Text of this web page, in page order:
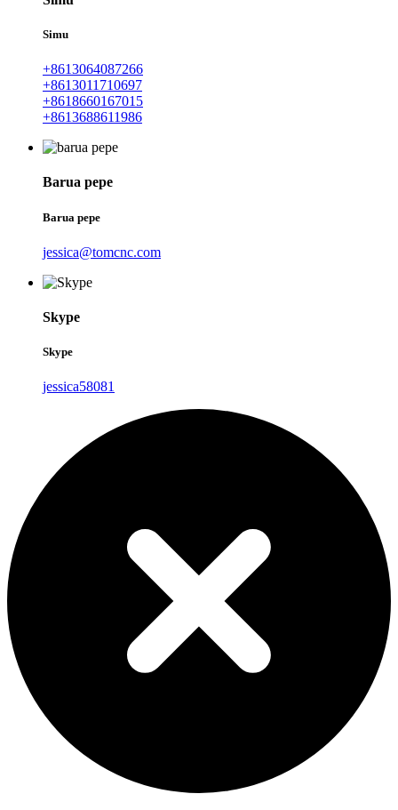
Simu
+8613064087266
+8613011710697
+8618660167015
+8613688611986
Barua pepe
Barua pepe
jessica@tomcnc.com
Skype
Skype
jessica58081